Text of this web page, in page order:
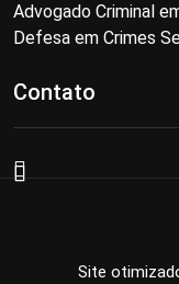
Advogado Criminal
Defesa em Crimes
Contato
Site